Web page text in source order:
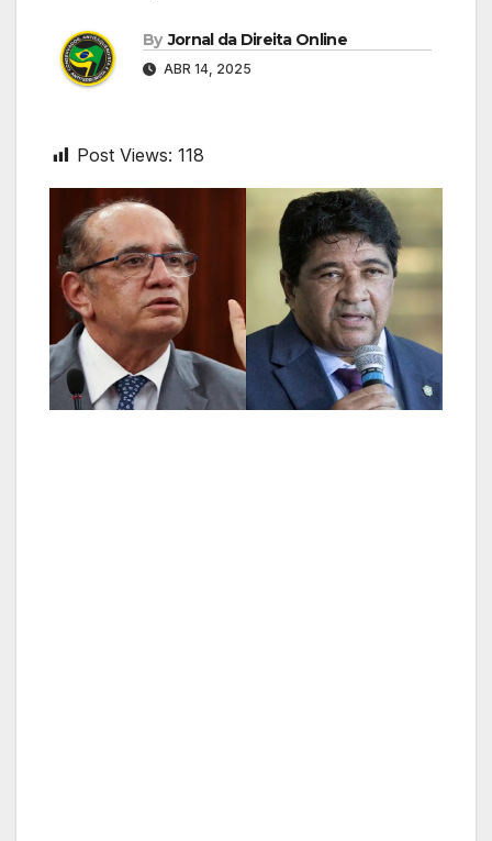
By Jornal da Direita Online
ABR 14, 2025
Post Views: 118